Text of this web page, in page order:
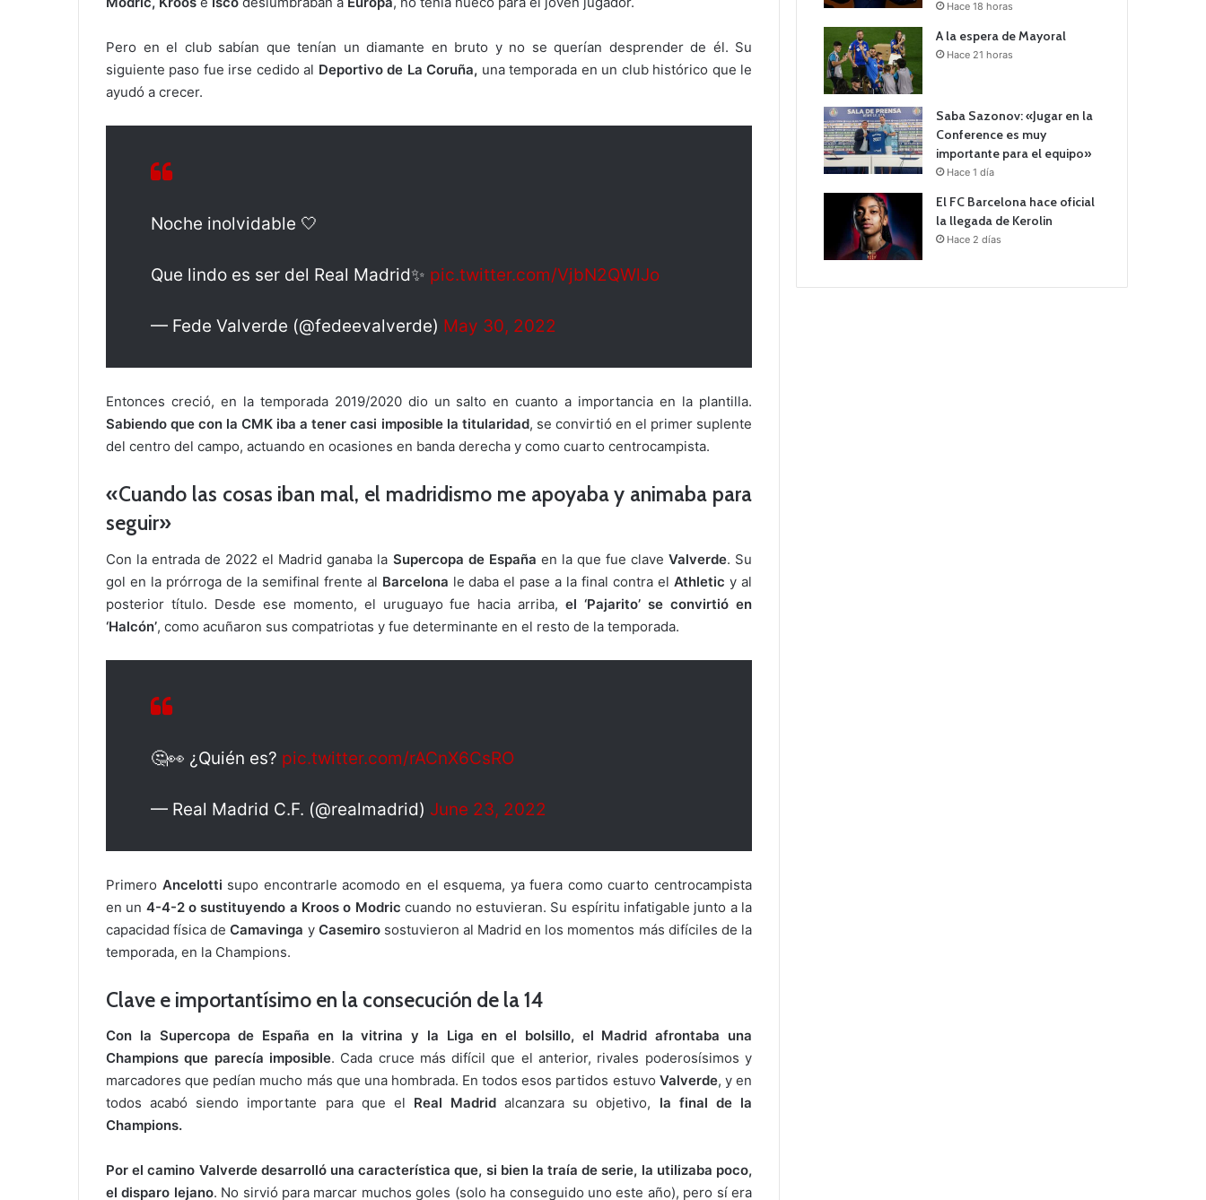
Pero en el club sabían que tenían un diamante en bruto y no se querían desprender de él. Su
siguiente paso fue irse cedido al Deportivo de La Coruña, una temporada en un club histórico que le
ayudó a crecer.
Noche inolvidable 🤍
Que lindo es ser del Real Madrid✨ pic.twitter.com/VjbN2QWlJo
— Fede Valverde (@fedeevalverde) May 30, 2022
Entonces creció, en la temporada 2019/2020 dio un salto en cuanto a importancia en la plantilla.
Sabiendo que con la CMK iba a tener casi imposible la titularidad, se convirtió en el primer suplente
del centro del campo, actuando en ocasiones en banda derecha y como cuarto centrocampista.
«Cuando las cosas iban mal, el madridismo me apoyaba y animaba para
seguir»
Con la entrada de 2022 el Madrid ganaba la Supercopa de España en la que fue clave Valverde. Su
gol en la prórroga de la semifinal frente al Barcelona le daba el pase a la final contra elAthletic y al
posterior título. Desde ese momento, el uruguayo fue hacia arriba,el ‘Pajarito’ se convirtió en
‘Halcón’, como acuñaron sus compatriotas y fue determinante en el resto de la temporada.
🤔👀 ¿Quién es? pic.twitter.com/rACnX6CsRO
— Real Madrid C.F. (@realmadrid) June 23, 2022
Primero Ancelotti supo encontrarle acomodo en el esquema, ya fuera como cuarto centrocampista
en un 4-4-2 o sustituyendo a Kroos o Modric cuando no estuvieran. Su espíritu infatigable junto a la
capacidad física deCamavinga y Casemirosostuvieron al Madrid en los momentos más difíciles de la
temporada, en la Champions.
Clave e importantísimo en la consecución de la 14
Con la Supercopa de España en la vitrina y la Liga en el bolsillo, el Madrid afrontaba una
Champions que parecía imposible. Cada cruce más difícil que el anterior, rivales poderosísimos y
marcadores que pedían mucho más que una hombrada. En todos esos partidos estuvo Valverde, y en
todos acabó siendo importante para que el Real Madrid alcanzara su objetivo, la final de la
Champions.
Por el camino Valverde desarrolló una característica que, si bien la traía de serie, la utilizaba poco,
el disparo lejano. No sirvió para marcar muchos goles (solo ha conseguido uno este año), pero sí era
Hace 18 horas
A la espera de Mayoral
Hace 21 horas
Saba Sazonov: «Jugar en la
Conference es muy
importante para el equipo»
Hace 1 día
El FC Barcelona hace oficial
la llegada de Kerolin
Hace 2 días